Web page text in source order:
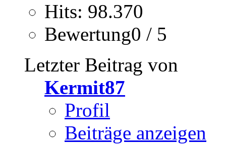
Hits: 98.370
Bewertung0 / 5
Letzter Beitrag von
Kermit87
Profil
Beiträge anzeigen